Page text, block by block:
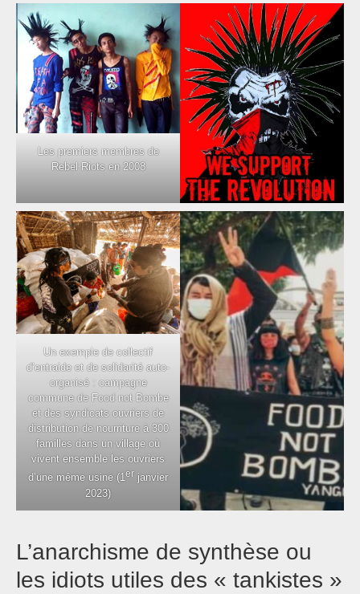
Les premiers membres de
Rebel Riots en 2008
Un exemple de collectif
d’entraide et de solidarité auto-
organisé : campagne
commune de Food not Bombe
et des syndicats ouvriers de
distribution de nourriture à 300
familles dans un village où
vivent ensemble les ouvriers
d’une même usine (1er janvier
2023)
L’anarchisme de synthèse ou
les idiots utiles des « tankistes »